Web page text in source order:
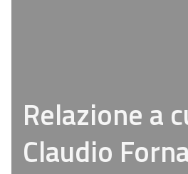
Relazione a
Claudio